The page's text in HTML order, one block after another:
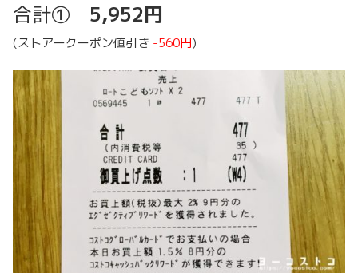
合計① 5,952円
(ストアークーポン値引き -560円)